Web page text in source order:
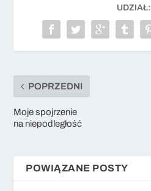
UDZIAŁ:
POPRZEDNI
Moje spojrzenie
na niepodległość
POWIĄZANE POSTY